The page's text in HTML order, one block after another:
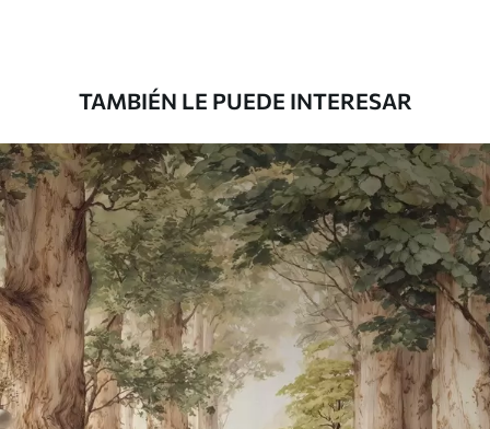
Peel and Stick
12.77$7.66/sq ft
TAMBIÉN LE PUEDE INTERESAR